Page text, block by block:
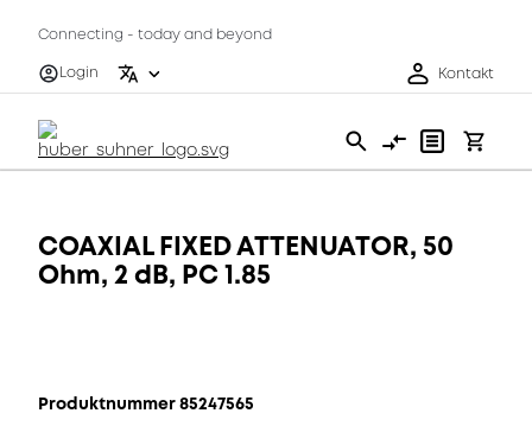
Connecting - today and beyond
Login
Kontakt
COAXIAL FIXED ATTENUATOR, 50
Ohm, 2 dB, PC 1.85
Produktnummer 85247565